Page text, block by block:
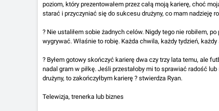
poziom, który prezentowałem przez całą moją karierę, choć
starać i przyczyniać się do sukcesu drużyny, co mam nadzieję
? Nie ustaliłem sobie żadnych celów. Nigdy tego nie robiłem,
wygrywać. Właśnie to robię. Każda chwila, każdy tydzień,
? Byłem gotowy skończyć karierę dwa czy trzy lata temu, ale
nadal gram w piłkę. Jeśli przestałoby mi to sprawiać radość
drużyny, to zakończyłbym karierę ? stwierdza Ryan.
Telewizja, trenerka lub biznes